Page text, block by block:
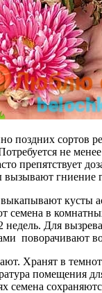
поздних сортов
не
препятствует
вызывают гниение
кусты
семена в
недель. Для
поворачивают
Хранят в
помещения
семена